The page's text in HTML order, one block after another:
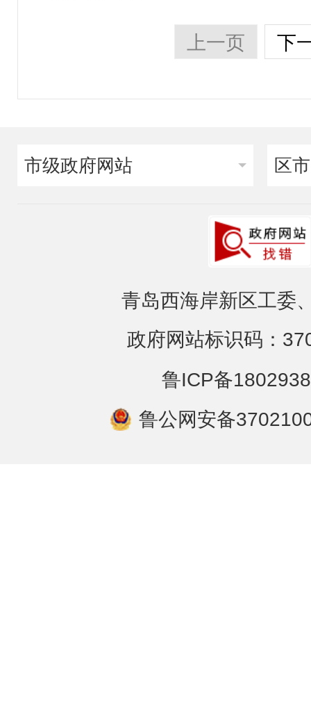
上一页 下
市级政府网站 区
青岛西海岸新区工委
政府网站标识码：
鲁ICP备
鲁公网安备